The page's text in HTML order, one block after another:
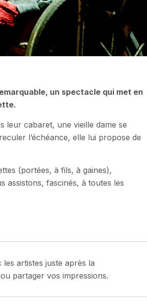
un spectacle qui met en
leur cabaret, une vieille dame se
l’échéance, elle lui propose de
(portées, à fils, à gaines),
assistons, fascinés, à toutes les
les artistes juste après la
partager vos impressions.